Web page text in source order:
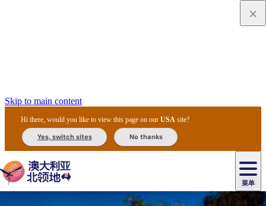
Skip to main content
Hi there, would you like to view this page on ourUSA site?
Yes, switch sites No thanks
菜单